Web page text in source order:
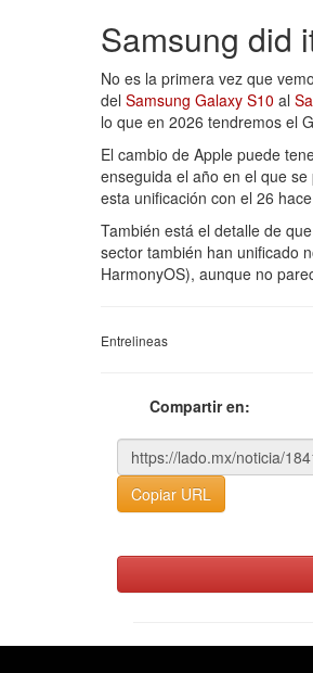
Samsung did
No es la primera vez que
del Samsung Galaxy S10 al
lo que en 2026 tendremos el
El cambio de Apple puede
enseguida el año en el que
esta unificación con el 26
También está el detalle de que
sector también han unificado
HarmonyOS), aunque no
Entrelineas
Compartir en:
Copiar URL